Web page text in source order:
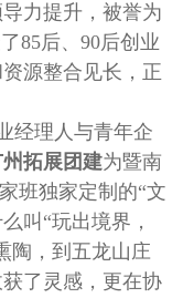
力提升，被誉为
85后、90后创业
源整合见长，正
经理人与青年企
拓展团建为暨南
班独家定制的“文
叫“玩出境界，
陶，到五龙山庄
了灵感，更在协